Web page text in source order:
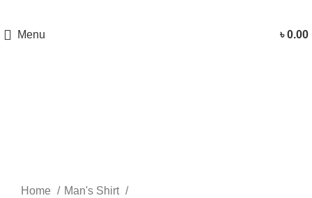
Menu ৳0.00
Home
Man's Shirt